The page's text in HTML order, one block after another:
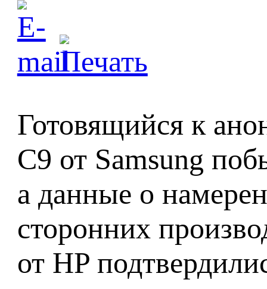
Готовящийся к
C9 от Samsung
а данные о
сторонних
от HP